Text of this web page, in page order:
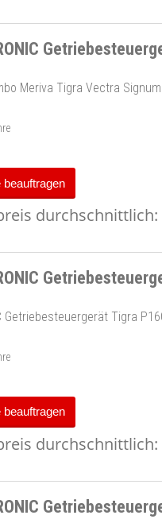
Meriva Tigra Vectra
durchschnittlich:
Getriebesteuergerät Tigra
durchschnittlich: